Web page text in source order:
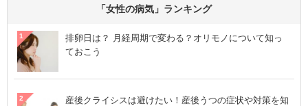
「女性の病気」ランキング
排卵日は？ 月経周期で変わる？オリモノについて知っ
ておこう
産後クライシスは避けたい！産後うつの症状や対策を知